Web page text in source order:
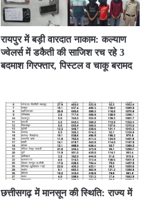
रायपुर में बड़ी वारदात नाकाम: कल्याण
ज्वेलर्स में डकैती की साजिश रच रहे 3
बदमाश गिरफ्तार, पिस्टल व चाकू बरामद
छत्तीसगढ़ में मानसून की स्थिति: राज्य में